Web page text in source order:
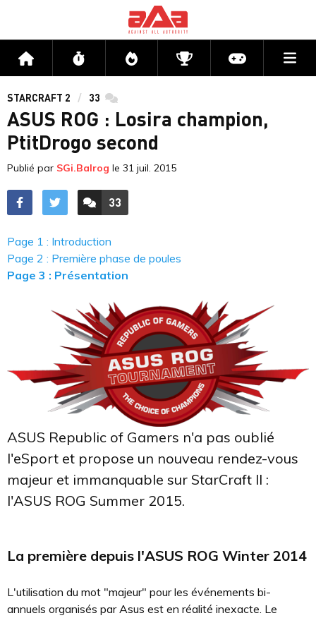
Accueil Flux Directs CompétitionsActu jeux
STARCRAFT 2 33 commentaires
ASUS ROG : Losira champion,
PtitDrogo second
Publié par SGi.Balrog le 31 juil. 2015
ACCÉDER AUX
33
COMMENTAIRES
Page 1 : Introduction
Page 2 : Première phase de poules
Page 3 : Présentation
ASUS Republic of Gamers n'a pas oublié
l'eSport et propose un nouveau rendez-vous
majeur et immanquable sur StarCraft II :
l'ASUS ROG Summer 2015.
La première depuis l'ASUS ROG Winter 2014
L'utilisation du mot "majeur" pour les événements bi-
annuels organisés par Asus est en réalité inexacte. Le